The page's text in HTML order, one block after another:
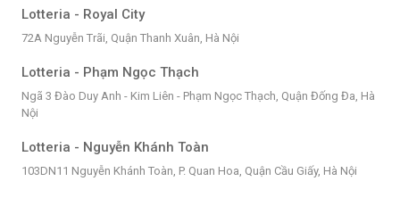
Lotteria - Royal City
72A Nguyễn Trãi, Quận Thanh Xuân, Hà Nội
Lotteria - Phạm Ngọc Thạch
Ngã 3 Đào Duy Anh - Kim Liên - Phạm Ngọc Thạch, Quận Đống Đa, Hà
Nội
Lotteria - Nguyễn Khánh Toàn
103DN11 Nguyễn Khánh Toàn, P. Quan Hoa, Quận Cầu Giấy, Hà Nội